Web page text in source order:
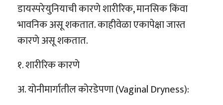
डायस्परेयुनियाची कारणे शारीरिक, मानसिक किंवा
भावनिक असू शकतात. काहीवेळा एकापेक्षा जास्त
कारणे असू शकतात.
१. शारीरिक कारणे
अ. योनीमार्गातील कोरडेपणा (Vaginal Dryness):